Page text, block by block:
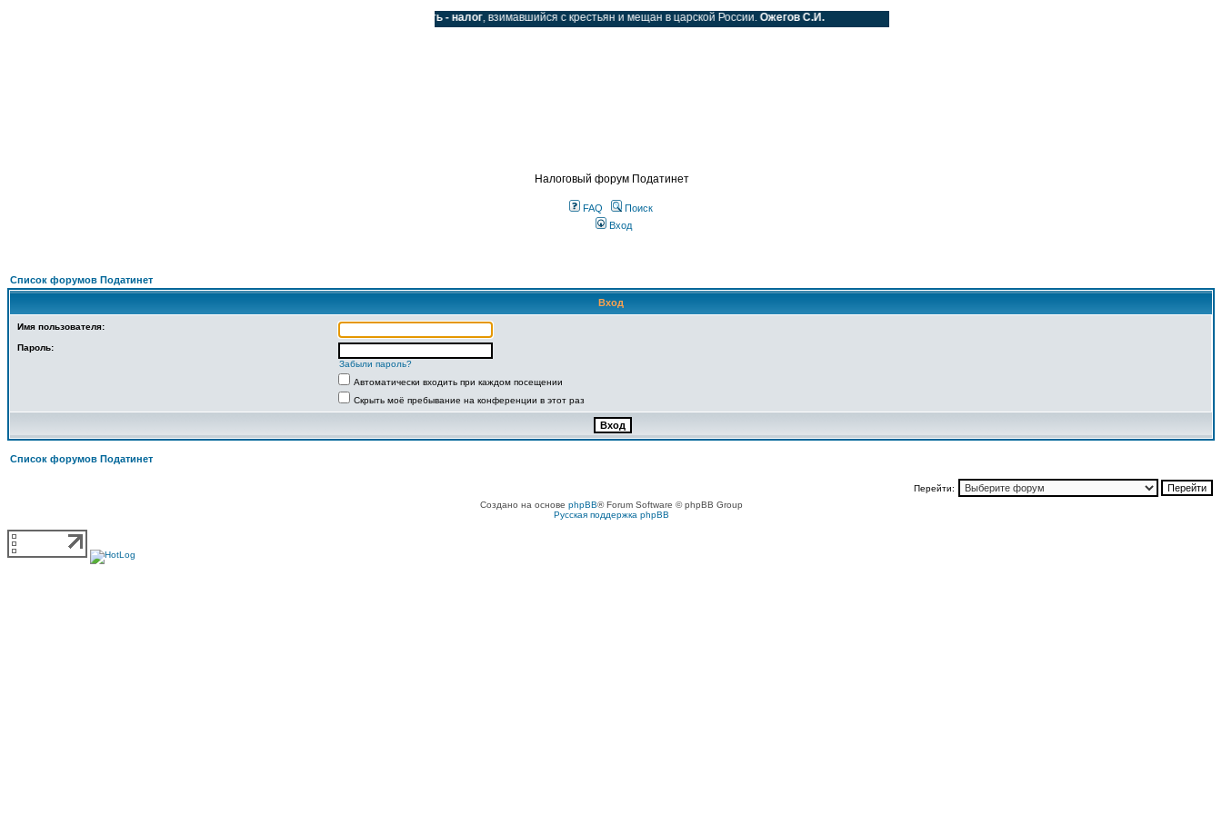
Подать - налог, взимавшийся с крестьян и мещан в царской России.Ожегов С.И.
Налоговый форум Податинет
FAQ
Поиск
Вход
Список форумов Податинет
Вход
Имя пользователя:
Пароль:
Забыли пароль?
Автоматически входить при каждом посещении
Скрыть моё пребывание на конференции в этот раз
Список форумов Податинет
Перейти:
Создано на основе phpBB® Forum Software © phpBB Group
Русская поддержка phpBB